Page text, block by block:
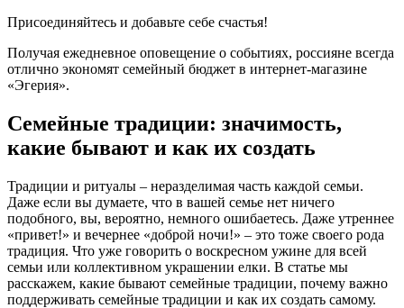
Присоединяйтесь и добавьте себе счастья!
Получая ежедневное оповещение о событиях, россияне всегда
отлично экономят семейный бюджет в интернет-магазине
«Эгерия».
Семейные традиции: значимость,
какие бывают и как их создать
Традиции и ритуалы – неразделимая часть каждой семьи.
Даже если вы думаете, что в вашей семье нет ничего
подобного, вы, вероятно, немного ошибаетесь. Даже утреннее
«привет!» и вечернее «доброй ночи!» – это тоже своего рода
традиция. Что уже говорить о воскресном ужине для всей
семьи или коллективном украшении елки. В статье мы
расскажем, какие бывают семейные традиции, почему важно
поддерживать семейные традиции и как их создать самому.